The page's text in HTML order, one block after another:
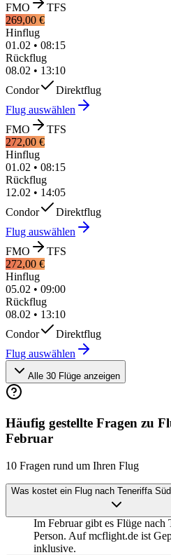
FMO
TFS
269,00 €
Hinflug
01.02 • 08:15
Rückflug
08.02 • 13:10
Condor
Direktflug
Flug auswählen
FMO
TFS
272,00 €
Hinflug
01.02 • 08:15
Rückflug
12.02 • 14:05
Condor
Direktflug
Flug auswählen
FMO
TFS
272,00 €
Hinflug
05.02 • 09:00
Rückflug
08.02 • 13:10
Condor
Direktflug
Flug auswählen
Alle 30 Flüge anzeigen
Häufig gestellte Fragen zu
Februar
10 Fragen rund um Ihren Flug
Was kostet ein Flug nach Teneriffa
Im Februar gibt es Flüge nach
Person. Auf mcflight.de ist
inklusive.